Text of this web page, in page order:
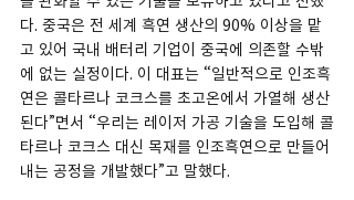
다. 중국은 전 세계 흑연 생산의 90% 이상을 맡
고 있어 국내 배터리 기업이 중국에 의존할 수밖
에 없는 실정이다. 이 대표는 “일반적으로 인조흑
연은 콜타르나 코크스를 초고온에서 가열해 생산
된다”면서 “우리는 레이저 가공 기술을 도입해 콜
타르나 코크스 대신 목재를 인조흑연으로 만들어
내는 공정을 개발했다”고 말했다.